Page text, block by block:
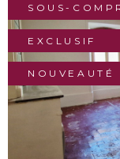
SOUS-
EXCLUSIF
NOUVEAUTÉ